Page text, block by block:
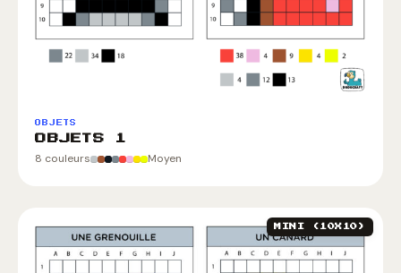
OBJETS
OBJETS 1
8 couleurs Moyen
MINI (10X10)